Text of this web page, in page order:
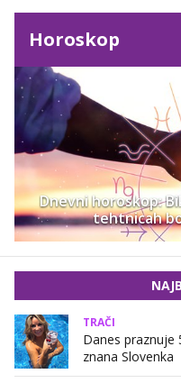
Horoskop
Dnevni horoskop:
tehtnicah
TRAČI
Danes
znana Slovenka